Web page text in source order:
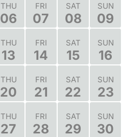
THU
06
FRI
07
SAT
08
SUN
09
THU
13
FRI
14
SAT
15
SUN
16
THU
20
FRI
21
SAT
22
SUN
23
THU
27
FRI
28
SAT
29
SUN
30